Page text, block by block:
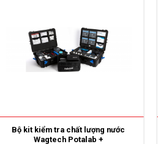
Bộ kit kiểm tra chất lượng nước
Wagtech Potalab +